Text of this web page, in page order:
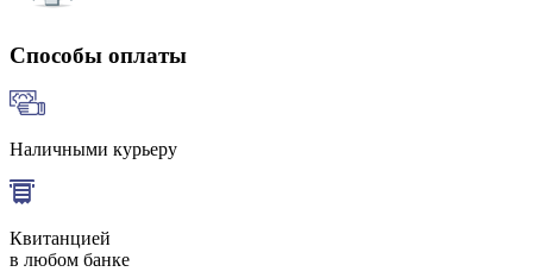
Способы оплаты
Наличными курьеру
Квитанцией
в любом банке